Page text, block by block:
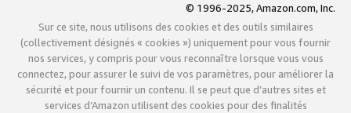
© 1996-2025, Amazon.com, Inc.
Sur ce site, nous utilisons des cookies et des outils similaires
(collectivement désignés « cookies ») uniquement pour vous fournir
nos services, y compris pour vous reconnaître lorsque vous vous
connectez, pour assurer le suivi de vos paramètres, pour améliorer la
sécurité et pour fournir un contenu. Il se peut que d’autres sites et
services d’Amazon utilisent des cookies pour des finalités